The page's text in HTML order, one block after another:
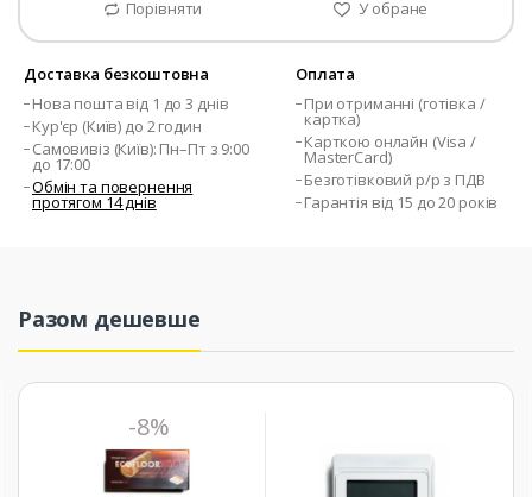
Порівняти У обране
Доставка безкоштовна
Нова пошта від 1 до 3 днів
Кур'єр (Київ) до 2 годин
Самовивіз (Київ): Пн–Пт з 9:00
до 17:00
Обмін та повернення
протягом 14 днів
Оплата
При отриманні (готівка /
картка)
Карткою онлайн (Visa /
MasterCard)
Безготівковий р/р з ПДВ
Гарантія від 15 до 20 років
Разом дешевше
-8%